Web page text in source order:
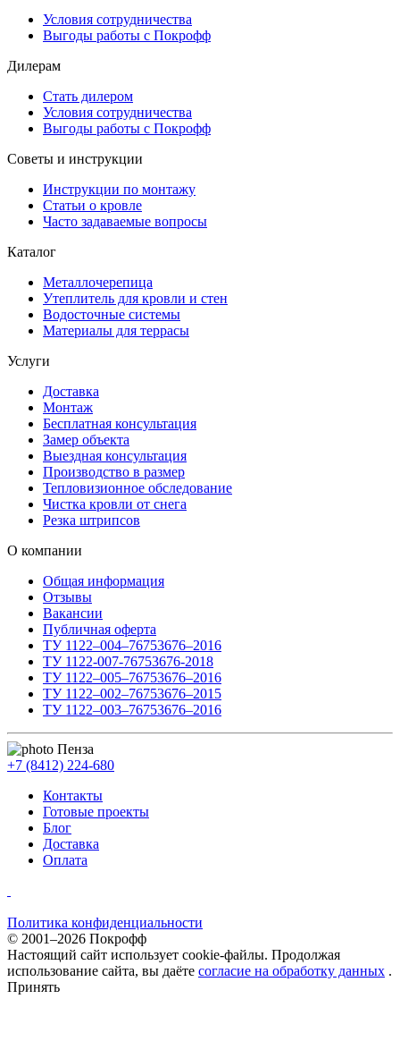
Условия сотрудничества
Выгоды работы с Покрофф
Дилерам
Стать дилером
Условия сотрудничества
Выгоды работы с Покрофф
Советы и инструкции
Инструкции по монтажу
Статьи о кровле
Часто задаваемые вопросы
Каталог
Металлочерепица
Утеплитель для кровли и стен
Водосточные системы
Материалы для террасы
Услуги
Доставка
Монтаж
Бесплатная консультация
Замер объекта
Выездная консультация
Производство в размер
Тепловизионное обследование
Чистка кровли от снега
Резка штрипсов
О компании
Общая информация
Отзывы
Вакансии
Публичная оферта
ТУ 1122–004–76753676–2016
ТУ 1122-007-76753676-2018
ТУ 1122–005–76753676–2016
ТУ 1122–002–76753676–2015
ТУ 1122–003–76753676–2016
Пенза
+7 (8412) 224-680
Контакты
Готовые проекты
Блог
Доставка
Оплата
Политика конфиденциальности
© 2001–2026 Покрофф
Настоящий сайт использует cookie-файлы. Продолжая
использование сайта, вы даёте согласие на обработку данных .
Принять